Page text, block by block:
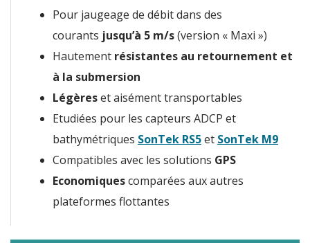
Pour jaugeage de débit dans des
courants jusqu’à 5 m/s(version « Maxi »)
Hautement résistantes au retournement et
à la submersion
Légèreset aisément transportables
Etudiées pour les capteurs ADCP et
bathymétriques SonTek RS5et SonTek M9
Compatibles avec les solutions GPS
Economiquescomparées aux autres
plateformes flottantes